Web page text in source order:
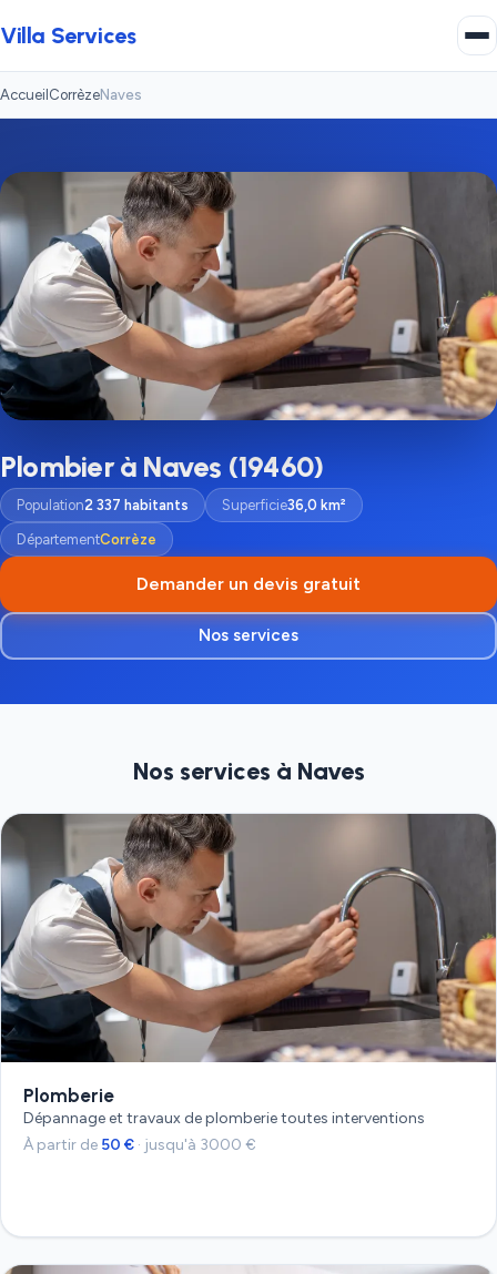
Villa Services
Accueil CorrèzeNaves
Plombier à Naves (19460)
Population2 337 habitants Superficie36,0 km²
DépartementCorrèze
Demander un devis gratuit
Nos services
Nos services à Naves
Plomberie
Dépannage et travaux de plomberie toutes interventions
À partir de 50 € · jusqu'à 3000 €